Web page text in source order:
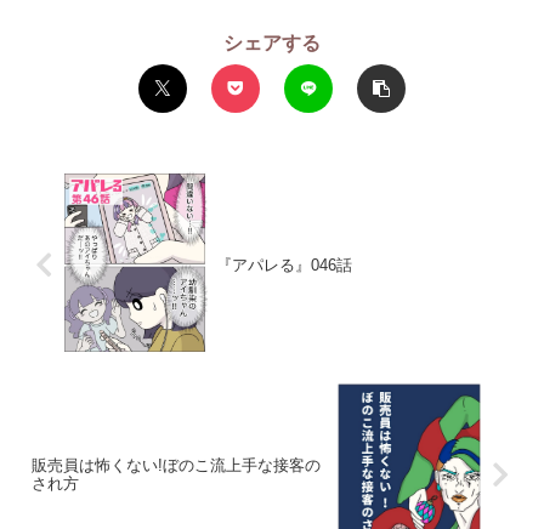
シェアする
『アパレる』046話
販売員は怖くない!ぼのこ流上手な接客の
され方